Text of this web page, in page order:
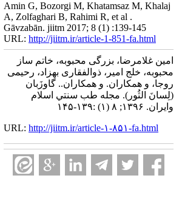
Amin G, Bozorgi M, Khatamsaz M, Khalaj
A, Zolfaghari B, Rahimi R, et al .
Gāvzabān. jiitm 2017; 8 (1) :139-145
URL: http://jiitm.ir/article-1-851-fa.html
امین غلامرضا، بزرگی محبوبه، خاتم ساز
محبوبه، خلج امیر، ذوالفقاری بهزاد، رحیمی
روجا، و همکاران. و همکاران.. گاوزَبان
(لِسانَ الثُور). مجله طب سنتي اسلام
وايران. ۱۳۹۶; ۸ (۱) :۱۳۹-۱۴۵
URL: http://jiitm.ir/article-۱-۸۵۱-fa.html